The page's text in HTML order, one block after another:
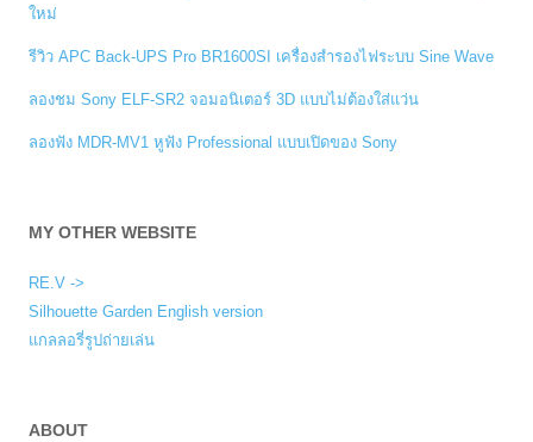
ใหม่
รีวิว APC Back-UPS Pro BR1600SI เครื่องสำรองไฟระบบ Sine Wave
ลองชม Sony ELF-SR2 จอมอนิเตอร์ 3D แบบไม่ต้องใส่แว่น
ลองฟัง MDR-MV1 หูฟัง Professional แบบเปิดของ Sony
MY OTHER WEBSITE
RE.V ->
Silhouette Garden English version
แกลลอรี่รูปถ่ายเล่น
ABOUT